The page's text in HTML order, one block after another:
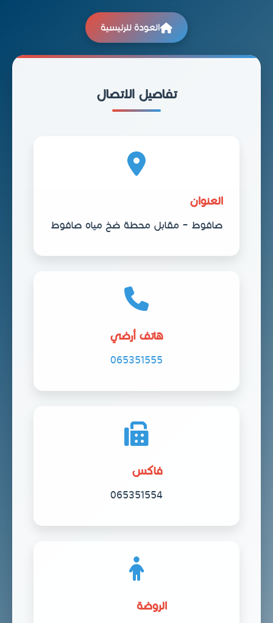
العودة للرئيسية
تفاصيل الاتصال
العنوان
صافوط – مقابل محطة ضخ مياه صافوط
هاتف أرضي
065351555
فاكس
065351554
الروضة